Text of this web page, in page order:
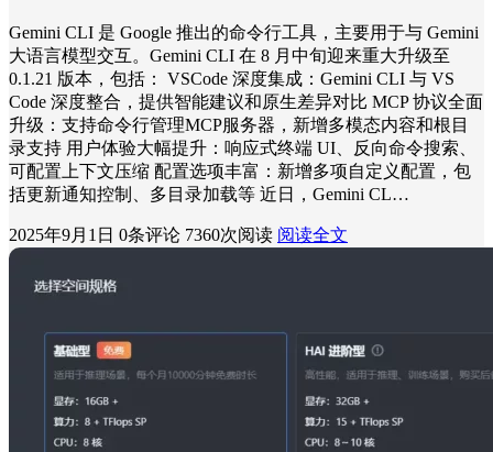
Gemini CLI 是 Google 推出的命令行工具，主要用于与 Gemini
大语言模型交互。Gemini CLI 在 8 月中旬迎来重大升级至
0.1.21 版本，包括： VSCode 深度集成：Gemini CLI 与 VS
Code 深度整合，提供智能建议和原生差异对比 MCP 协议全面
升级：支持命令行管理MCP服务器，新增多模态内容和根目
录支持 用户体验大幅提升：响应式终端 UI、反向命令搜索、
可配置上下文压缩 配置选项丰富：新增多项自定义配置，包
括更新通知控制、多目录加载等 近日，Gemini CL…
2025年9月1日 0条评论 7360次阅读 阅读全文